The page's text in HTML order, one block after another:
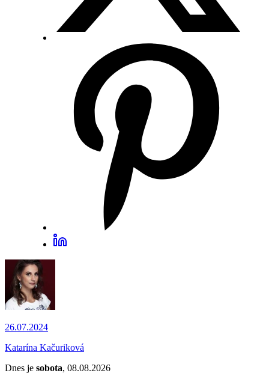
26.07.2024
Katarína Kačuriková
Dnes je sobota, 08.08.2026